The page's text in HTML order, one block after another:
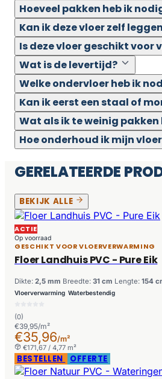
Hoeveel pakken heb ik
Kan ik deze vloer zelf
Is deze vloer geschikt voor
Wat is de levertijd?
Welke ondervloer heb ik
Kan ik eerst een staal of
Wat als ik te weinig pakken
Hoe onderhoud ik mijn
GERELATEERDE
BEKIJK ALLE
ACTIE
Op voorraad
GESCHIKT VOOR VLOERVERWARMING
Floer Landhuis PVC - Pure Eik
Dikte: 2,5 mm Breedte: 31 cm Lengte: 154
Vloerverwarming Waterbestendig
(0)
€39,95/m²
€35,96/m²
€171,67 / 4,77 m²
BESTELLEN OFFERTE